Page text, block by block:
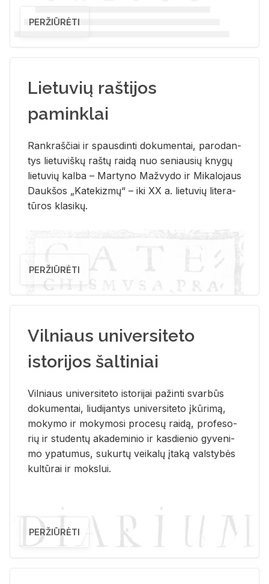
PERŽIŪRĖTI
Lietuvių raštijos
paminklai
Rank­raš­čiai ir spaus­din­ti do­ku­men­tai, pa­ro­dan­
tys lie­tu­viš­kų raš­tų rai­dą nuo se­niau­sių kny­gų
lie­tu­vių kal­ba – Mar­ty­no Ma­žvy­do ir Mi­ka­lo­jaus
Dauk­šos „Ka­te­kiz­mų“ – iki XX a. lie­tu­vių li­te­ra­
tū­ros kla­si­kų.
PERŽIŪRĖTI
Vilniaus universiteto
istorijos šaltiniai
Vil­niaus uni­ver­si­te­to is­to­ri­jai pa­žin­ti svar­būs
do­ku­men­tai, liu­di­jan­tys uni­ver­si­te­to įkū­ri­mą,
mo­ky­mo ir mo­ky­mo­si pro­ce­sų rai­dą, pro­fe­so­
rių ir stu­den­tų aka­de­mi­nio ir kas­die­nio gy­ve­ni­
mo ypa­tu­mus, su­kur­tų vei­ka­lų įta­ką vals­ty­bės
kul­tū­rai ir moks­lui.
PERŽIŪRĖTI